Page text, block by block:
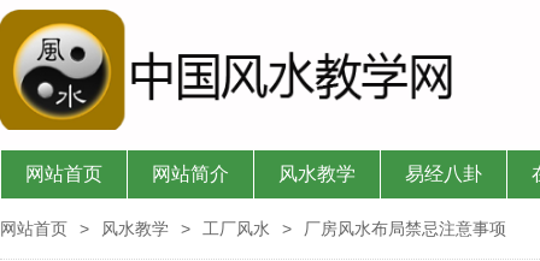
网站首页 网站简介 风水教学 易经八卦
网站首页 > 风水教学 > 工厂风水 > 厂房风水布局禁忌注意事项